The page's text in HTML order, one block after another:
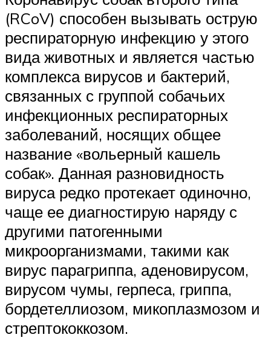
(RCoV) способен вызывать острую
респираторную инфекцию у этого
вида животных и является частью
комплекса вирусов и бактерий,
связанных с группой собачьих
инфекционных респираторных
заболеваний, носящих общее
название «вольерный кашель
собак». Данная разновидность
вируса редко протекает одиночно,
чаще ее диагностирую наряду с
другими патогенными
микроорганизмами, такими как
вирус парагриппа, аденовирусом,
вирусом чумы, герпеса, гриппа,
бордетеллиозом, микоплазмозом и
стрептококкозом.